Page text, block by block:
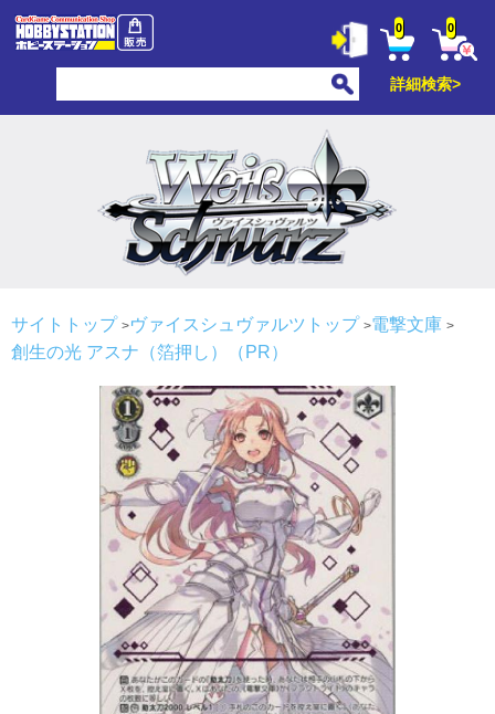
0 0
詳細検索>
サイトトップ ヴァイスシュヴァルツトップ
電撃文庫
創生の光 アスナ（箔押し）（PR）